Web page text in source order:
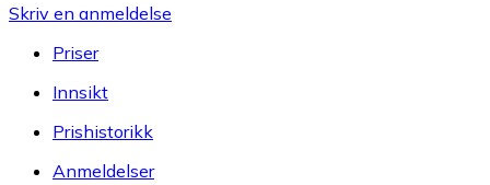
Skriv en anmeldelse
Priser
Innsikt
Prishistorikk
Anmeldelser